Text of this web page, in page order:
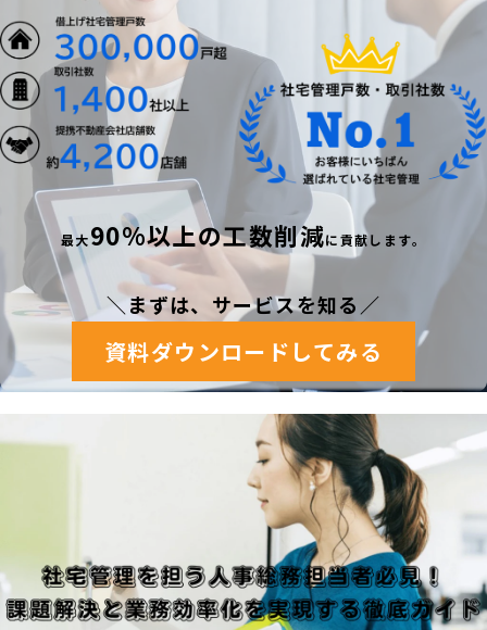
セミナー
最大90%以上の工数削減に貢献します。
＼まずは、サービスを知る ／
資料ダウンロードしてみる